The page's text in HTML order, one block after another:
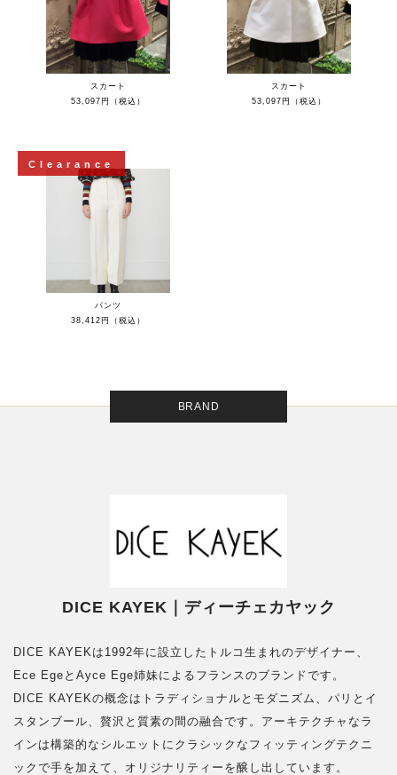
スカート
53,097円（税込）
スカート
53,097円（税込）
Clearance
パンツ
38,412円（税込）
BRAND
DICE KAYEK｜ディーチェカヤック
DICE KAYEKは1992年に設立したトルコ生まれのデザイナー、
Ece EgeとAyce Ege姉妹によるフランスのブランドです。
DICE KAYEKの概念はトラディショナルとモダニズム、パリとイ
スタンブール、贅沢と質素の間の融合です。アーキテクチャなラ
インは構築的なシルエットにクラシックなフィッティングテクニ
ックで手を加えて、オリジナリティーを醸し出しています。